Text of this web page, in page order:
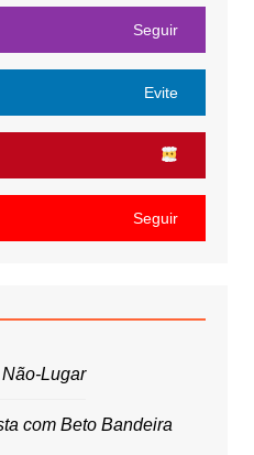
Seguir
Evite
Seguir
Lugar
com Beto Bandeira